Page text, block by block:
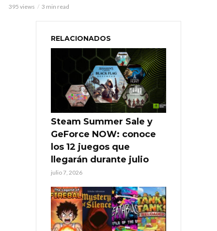
395 views 3 min read
RELACIONADOS
Steam Summer Sale y
GeForce NOW: conoce
los 12 juegos que
llegarán durante julio
julio 7, 2026